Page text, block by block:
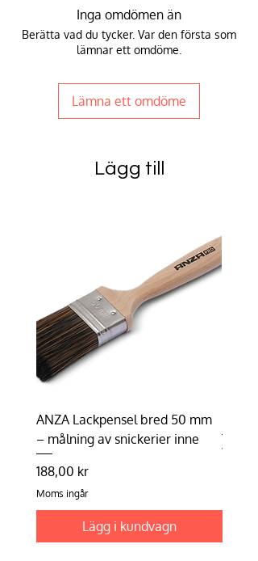
Inga omdömen än
Berätta vad du tycker. Var den första som
lämnar ett omdöme.
Lämna ett omdöme
Lägg till
ANZA Lackpensel bred 50 mm
– målning av snickerier inne
Pris
188,00 kr
Moms ingår
Lägg i kundvagn
Pris
198,75